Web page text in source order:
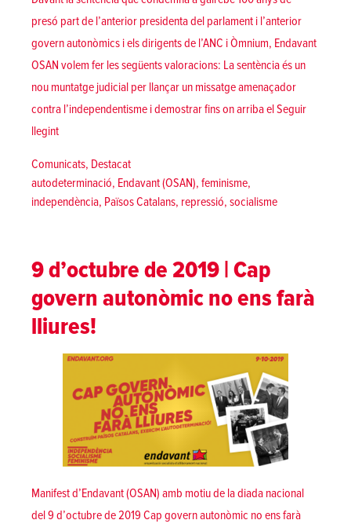
presó part de l’anterior presidenta del parlament i l’anterior
govern autonòmics i els dirigents de l’ANC i Òmnium, Endavant
OSAN volem fer les següents valoracions: La sentència és un
nou muntatge judicial per llançar un missatge amenaçador
contra l’independentisme i demostrar fins on arriba elSeguir
llegint«Valoració d’Endavant (OSAN) davant la sentència del judici del
Posted in
Comunicats, Destacat
Tags:
autodeterminació, Endavant (OSAN), feminisme,
independència, Països Catalans, repressió, socialisme
9 d’octubre de 2019 | Cap
govern autonòmic no ens farà
lliures!
Manifest d’Endavant (OSAN) amb motiu de la diada nacional
del 9 d’octubre de 2019 Cap govern autonòmic no ens farà